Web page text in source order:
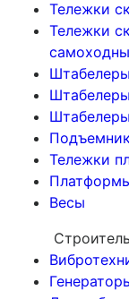
Тележки
Тележки
Тележки
Весы